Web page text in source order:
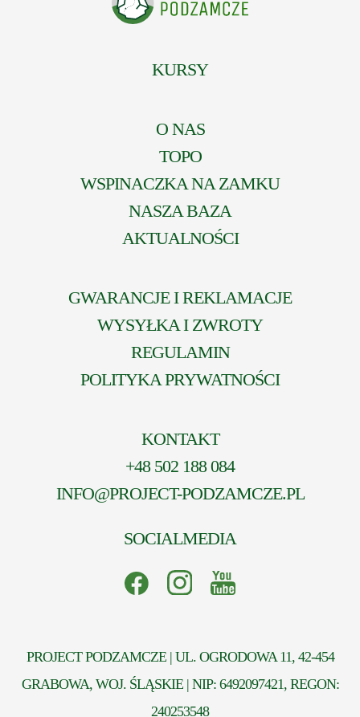
KURSY
O NAS
TOPO
WSPINACZKA NA ZAMKU
NASZA BAZA
AKTUALNOŚCI
GWARANCJE I REKLAMACJE
WYSYŁKA I ZWROTY
REGULAMIN
POLITYKA PRYWATNOŚCI
KONTAKT
+48 502 188 084
INFO@PROJECT-PODZAMCZE.PL
SOCIALMEDIA
PROJECT PODZAMCZE | UL. OGRODOWA 11, 42-454
GRABOWA, WOJ. ŚLĄSKIE | NIP: 6492097421, REGON:
240253548